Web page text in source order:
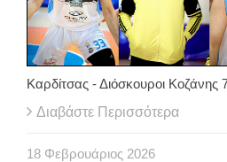
Καρδίτσας - Διόσκουροι Κοζάνης
Διαβάστε Περισσότερα
18 Φεβρουάριος 2026